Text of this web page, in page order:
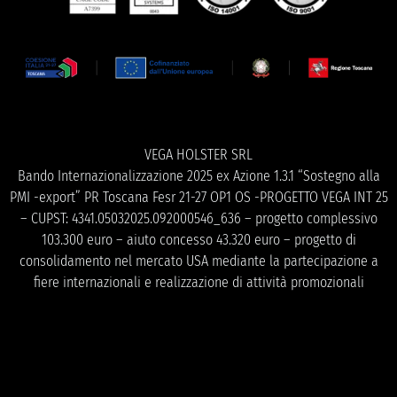
VEGA HOLSTER SRL
Bando Internazionalizzazione 2025 ex Azione 1.3.1 “Sostegno alla
PMI -export” PR Toscana Fesr 21-27 OP1 OS -PROGETTO VEGA INT 25
– CUPST: 4341.05032025.092000546_636 – progetto complessivo
103.300 euro – aiuto concesso 43.320 euro – progetto di
consolidamento nel mercato USA mediante la partecipazione a
fiere internazionali e realizzazione di attività promozionali